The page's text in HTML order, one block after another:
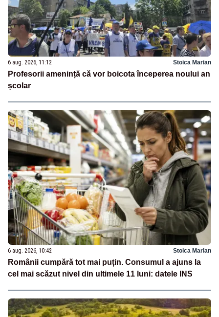
6 aug. 2026, 11:12 Stoica Marian
Profesorii amenință că vor boicota începerea noului an
școlar
6 aug. 2026, 10:42 Stoica Marian
Românii cumpără tot mai puțin. Consumul a ajuns la
cel mai scăzut nivel din ultimele 11 luni: datele INS